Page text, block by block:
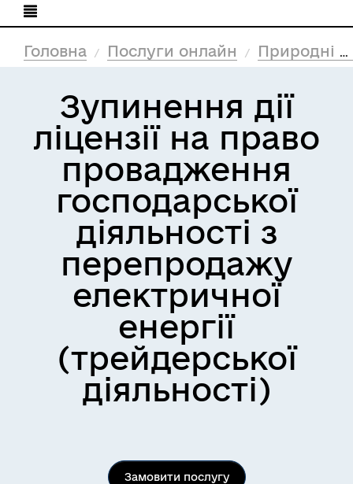
Головна Послуги онлайн Природні ресурси та екологія
Зупинення дії
ліцензії на право
провадження
господарської
діяльності з
перепродажу
електричної
енергії
(трейдерської
діяльності)
Замовити послугу